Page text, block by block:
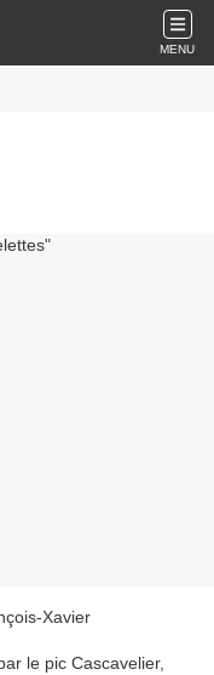
MENU
Xavier
le pic Cascavelier,